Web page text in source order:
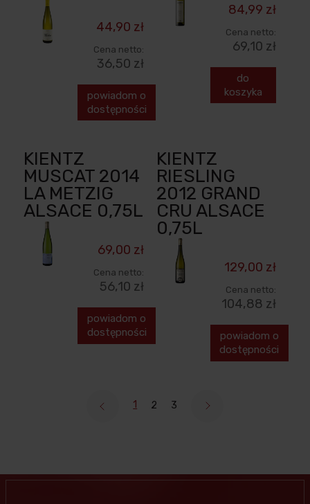
44,90 zł
Cena netto:
36,50 zł
powiadom o
dostępności
84,99 zł
Cena netto:
69,10 zł
do
koszyka
KIENTZ
MUSCAT 2014
LA METZIG
ALSACE 0,75L
69,00 zł
Cena netto:
56,10 zł
powiadom o
dostępności
KIENTZ
RIESLING
2012 GRAND
CRU ALSACE
0,75L
129,00 zł
Cena netto:
104,88 zł
powiadom o
dostępności
1 2 3